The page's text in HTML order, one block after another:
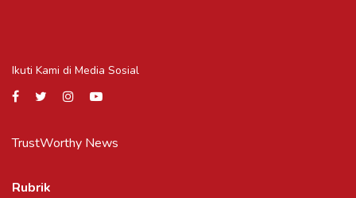
Ikuti Kami di Media Sosial
TrustWorthy News
Rubrik